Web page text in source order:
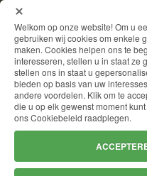
Welkom op onze website! Om u
gebruiken wij cookies om enkele
maken. Cookies helpen ons te
interesseren, stellen u in staat ze
stellen ons in staat u
bieden op basis van uw
andere voordelen. Klik om te
die u op elk gewenst moment
ons Cookiebeleid raadplegen.